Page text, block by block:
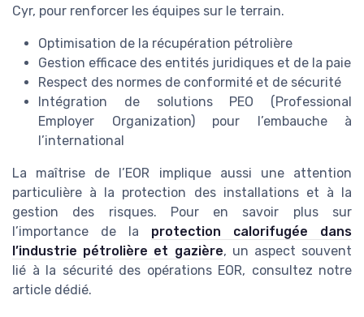
Cyr, pour renforcer les équipes sur le terrain.
Optimisation de la récupération pétrolière
Gestion efficace des entités juridiques et de la paie
Respect des normes de conformité et de sécurité
Intégration de solutions PEO (Professional
Employer Organization) pour l’embauche à
l’international
La maîtrise de l’EOR implique aussi une attention
particulière à la protection des installations et à la
gestion des risques. Pour en savoir plus sur
l’importance de la protection calorifugée dans
l’industrie pétrolière et gazière, un aspect souvent
lié à la sécurité des opérations EOR, consultez notre
article dédié.